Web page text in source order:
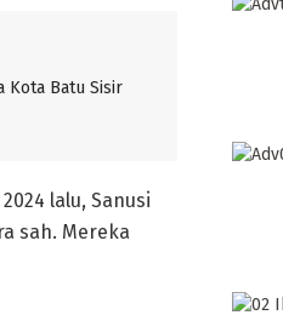
Kota Batu Sisir
lalu, Sanusi
sah. Mereka